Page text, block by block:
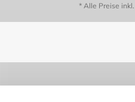
* Alle Preise